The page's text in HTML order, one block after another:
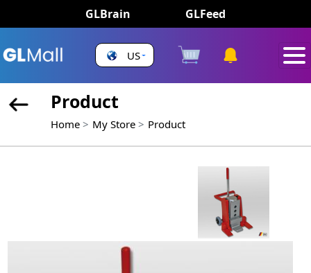
GLBrain GLFeed
US
Product
Home My Store Product